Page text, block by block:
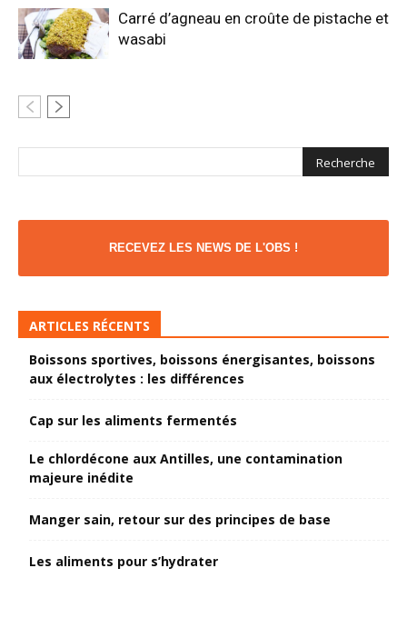
Carré d’agneau en croûte de pistache et
wasabi
RECEVEZ LES NEWS DE L'OBS !
ARTICLES RÉCENTS
Boissons sportives, boissons énergisantes, boissons
aux électrolytes : les différences
Cap sur les aliments fermentés
Le chlordécone aux Antilles, une contamination
majeure inédite
Manger sain, retour sur des principes de base
Les aliments pour s’hydrater